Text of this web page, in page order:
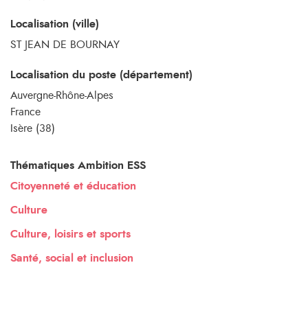
Localisation (ville)
ST JEAN DE BOURNAY
Localisation du poste (département)
Auvergne-Rhône-Alpes
France
Isère (38)
Thématiques Ambition ESS
Citoyenneté et éducation
Culture
Culture, loisirs et sports
Santé, social et inclusion